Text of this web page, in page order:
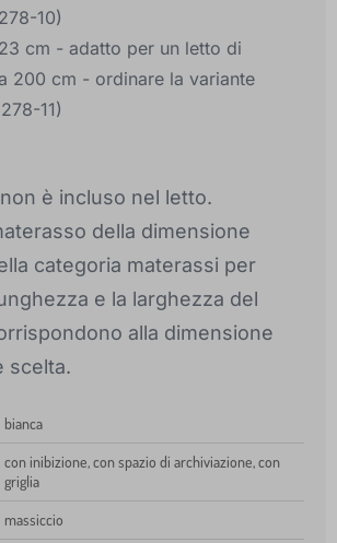
10)
cm - adatto per un letto di
200 cm - ordinare la variante
11)
è incluso nel letto.
della dimensione
categoria materassi per
e la larghezza del
alla dimensione
scelta.
bianca
con inibizione, con spazio di archiviazione, con
griglia
massiccio